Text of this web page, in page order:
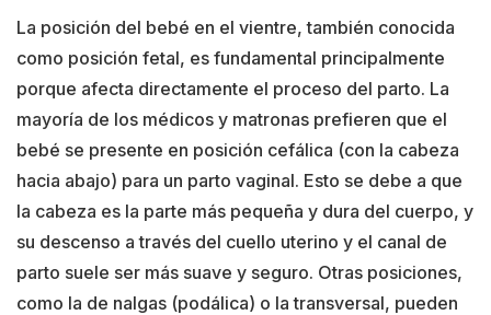
La posición del bebé en el vientre, también conocida
como posición fetal, es fundamental principalmente
porque afecta directamente el proceso del parto. La
mayoría de los médicos y matronas prefieren que el
bebé se presente en posición cefálica (con la cabeza
hacia abajo) para un parto vaginal. Esto se debe a que
la cabeza es la parte más pequeña y dura del cuerpo, y
su descenso a través del cuello uterino y el canal de
parto suele ser más suave y seguro. Otras posiciones,
como la de nalgas (podálica) o la transversal, pueden